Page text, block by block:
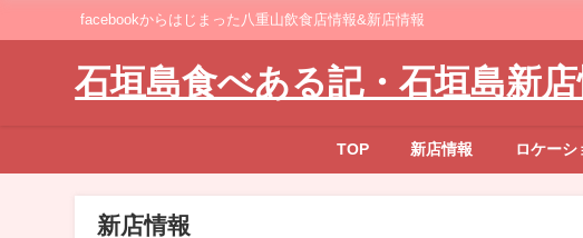
facebookからはじまった八重山飲食店情報&新店情報
石垣島食べある記・石垣島新店
TOP 新店情報 ロケーシ
新店情報